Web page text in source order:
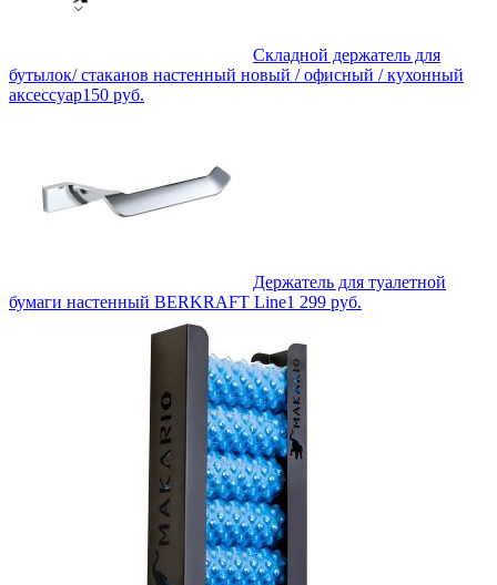
Складной держатель для
бутылок/ стаканов настенный новый / офисный / кухонный
аксессуар150 руб.
Держатель для туалетной
бумаги настенный BERKRAFT Line1 299 руб.